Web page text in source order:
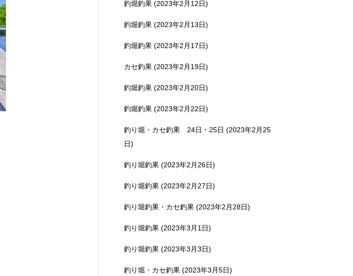
釣堀釣果 (2023年2月12日)
釣堀釣果 (2023年2月13日)
釣堀釣果 (2023年2月17日)
カセ釣果 (2023年2月19日)
釣堀釣果 (2023年2月20日)
釣堀釣果 (2023年2月22日)
釣り堀・カセ釣果 24日・25日 (2023年2月25
日)
釣り堀釣果 (2023年2月26日)
釣り堀釣果 (2023年2月27日)
釣り堀釣果・カセ釣果 (2023年2月28日)
釣り堀釣果 (2023年3月1日)
釣り堀釣果 (2023年3月3日)
釣り堀・カセ釣果 (2023年3月5日)